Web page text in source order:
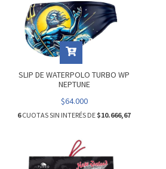
SLIP DE WATERPOLO TURBO WP
NEPTUNE
$64.000
6CUOTAS SIN INTERÉS DE $10.666,67